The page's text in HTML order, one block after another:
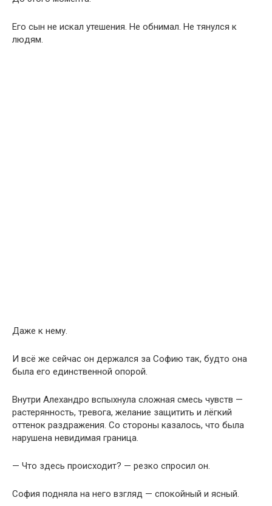
Его сын не искал утешения. Не обнимал. Не тянулся к
людям.
Даже к нему.
И всё же сейчас он держался за Софию так, будто она
была его единственной опорой.
Внутри Алехандро вспыхнула сложная смесь чувств —
растерянность, тревога, желание защитить и лёгкий
оттенок раздражения. Со стороны казалось, что была
нарушена невидимая граница.
— Что здесь происходит? — резко спросил он.
София подняла на него взгляд — спокойный и ясный.